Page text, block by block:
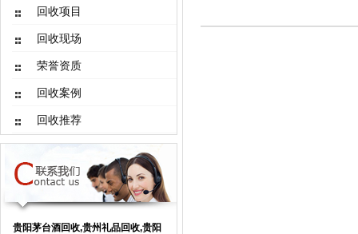
回收项目
回收现场
荣誉资质
回收案例
回收推荐
贵阳茅台酒回收,贵州礼品回收,贵阳